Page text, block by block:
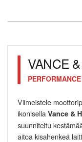
VANCE
Viimeistele
ikonisella Vance &
suunniteltu
aitoa kisahenkeä